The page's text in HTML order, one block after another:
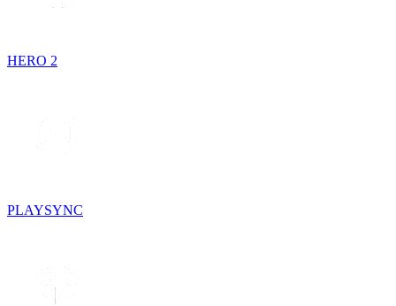
HERO 2
PLAYSYNC